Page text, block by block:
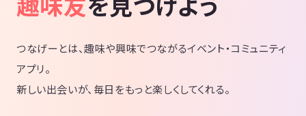
つなげーとは、趣味や興味でつながるイベント・コミュニティ
アプリ。
新しい出会いが、毎日をもっと楽しくしてくれる。